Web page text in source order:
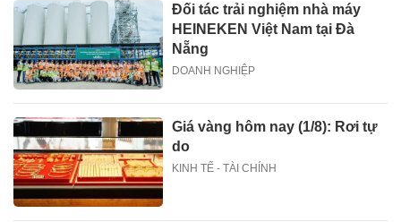
Đối tác trải nghiệm nhà máy
HEINEKEN Việt Nam tại Đà
Nẵng
DOANH NGHIỆP
Giá vàng hôm nay (1/8): Rơi tự
do
KINH TẾ - TÀI CHÍNH